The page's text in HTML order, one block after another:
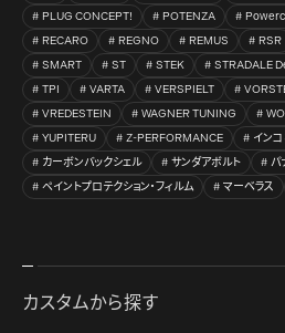
PLUG CONCEPT!
POTENZA
RECARO
REGNO REMUS RSR
SMART
ST STEK STRADALE
TPI
VARTA VERSPIELT
VREDESTEIN
WAGNER TUNING
YUPITERU
Z-PERFORMANCE イン
カーボンバックシェル
サンダアボルト パ
ペイントプロテクション・フィルム
マーベラス
カスタムから探す